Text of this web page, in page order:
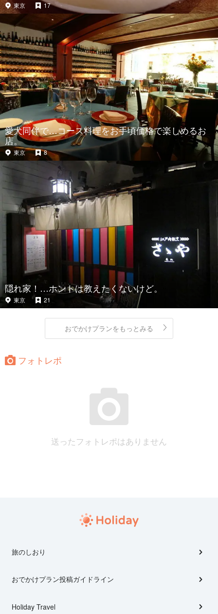
東京 17
愛犬同伴で…コース料理をお手頃価格で楽しめるお
店。
東京 8
隠れ家！…ホントは教えたくないけど。
東京 21
おでかけプランをもっとみる
フォトレポ
送ったフォトレポはありません
旅のしおり
おでかけプラン投稿ガイドライン
Holiday Travel